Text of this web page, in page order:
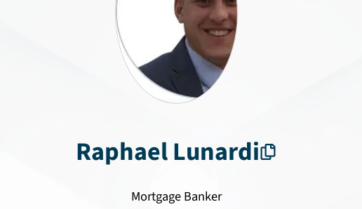
RaphaelLunardi
Mortgage Banker